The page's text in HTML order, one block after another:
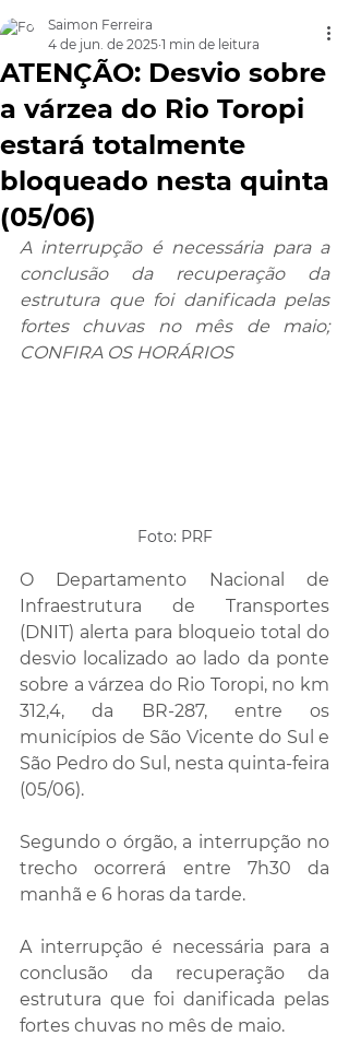
ATENÇÃO: Desvio sobre
a várzea do Rio Toropi
estará totalmente
bloqueado nesta quinta
(05/06)
Saimon Ferreira
4 de jun. de 2025 1 min de leitura
A interrupção é necessária para a
conclusão da recuperação da
estrutura que foi danificada pelas
fortes chuvas no mês de maio;
CONFIRA OS HORÁRIOS
Foto: PRF
O Departamento Nacional de
Infraestrutura de Transportes
(DNIT) alerta para bloqueio total do
desvio localizado ao lado da ponte
sobre a várzea do Rio Toropi, no km
312,4, da BR-287, entre os
municípios de São Vicente do Sul e
São Pedro do Sul, nesta quinta-feira
(05/06).
Segundo o órgão, a interrupção no
trecho ocorrerá entre 7h30 da
manhã e 6 horas da tarde.
A interrupção é necessária para a
conclusão da recuperação da
estrutura que foi danificada pelas
fortes chuvas no mês de maio.